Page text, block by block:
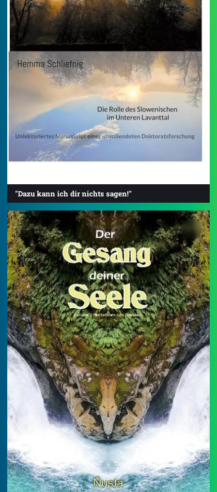
"Dazu kann ich dir nichts sagen!"